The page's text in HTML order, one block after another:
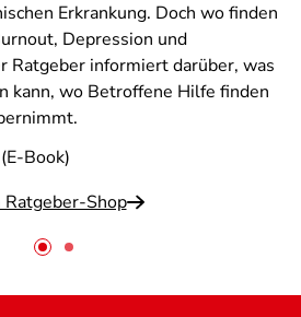
Erkrankung. Doch wo finden
Depression und
Ratgeber informiert darüber, was
kann, wo Betroffene Hilfe finden
Book)
Ratgeber-Shop